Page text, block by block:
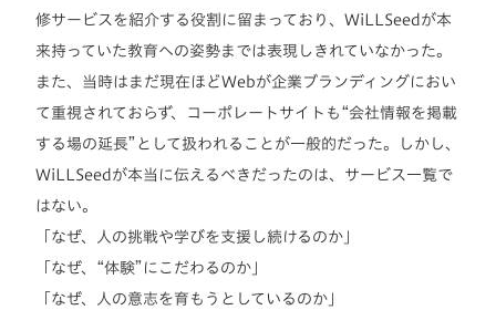
修サービスを紹介する役割に留まっており、WiLLSeedが本
来持っていた教育への姿勢までは表現しきれていなかった。
また、当時はまだ現在ほどWebが企業ブランディングにおい
て重視されておらず、コーポレートサイトも“会社情報を掲載
する場の延長”として扱われることが一般的だった。しかし、
WiLLSeedが本当に伝えるべきだったのは、サービス一覧で
はない。
「なぜ、人の挑戦や学びを支援し続けるのか」
「なぜ、“体験”にこだわるのか」
「なぜ、人の意志を育もうとしているのか」